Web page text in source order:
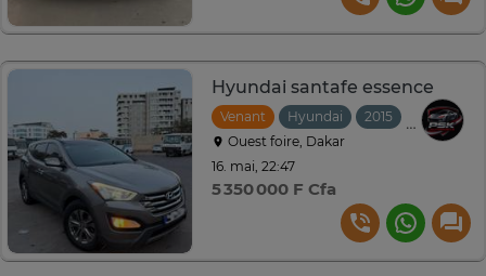
Hyundai santafe essence
Venant Hyundai 2015
Ouest foire, Dakar
16. mai, 22:47
5 350 000 F Cfa